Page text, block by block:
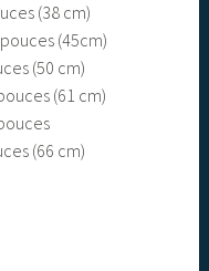
(38 cm)
(45cm)
(50 cm)
(61 cm)
(66 cm)